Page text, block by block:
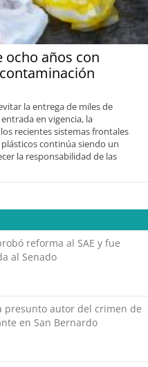
ocho años con
la entrega de miles de
en vigencia, la
recientes sistemas frontales
continúa siendo un
la responsabilidad de las
reforma al SAE y fue
al Senado
presunto autor del crimen de
en San Bernardo